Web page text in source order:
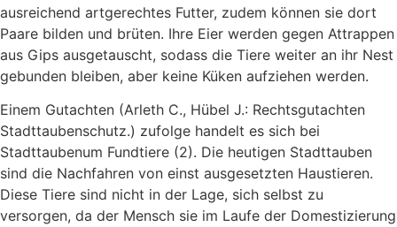
ausreichend artgerechtes Futter, zudem können sie dort
Paare bilden und brüten. Ihre Eier werden gegen Attrappen
aus Gips ausgetauscht, sodass die Tiere weiter an ihr Nest
gebunden bleiben, aber keine Küken aufziehen werden.
Einem Gutachten (Arleth C., Hübel J.: Rechtsgutachten
Stadttaubenschutz.) zufolge handelt es sich bei
Stadttaubenum Fundtiere (2). Die heutigen Stadttauben
sind die Nachfahren von einst ausgesetzten Haustieren.
Diese Tiere sind nicht in der Lage, sich selbst zu
versorgen, da der Mensch sie im Laufe der Domestizierung